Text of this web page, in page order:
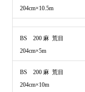
204cm×10.5m
BS 200 麻 荒目
204cm×5m
BS 200 麻 荒目
204cm×10m